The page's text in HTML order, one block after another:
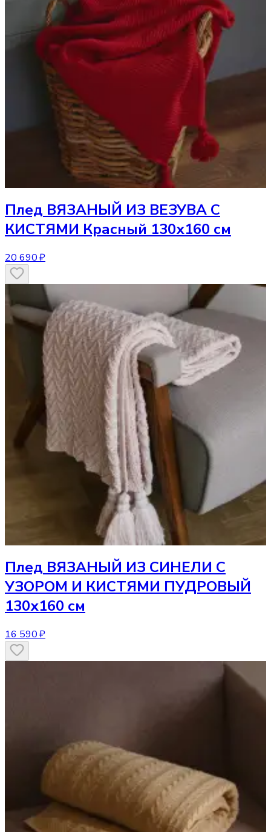
Плед ВЯЗАНЫЙ ИЗ ВЕЗУВА С
КИСТЯМИ Красный 130х160 см
20 690 ₽
Плед ВЯЗАНЫЙ ИЗ СИНЕЛИ С
УЗОРОМ И КИСТЯМИ ПУДРОВЫЙ
130х160 см
16 590 ₽